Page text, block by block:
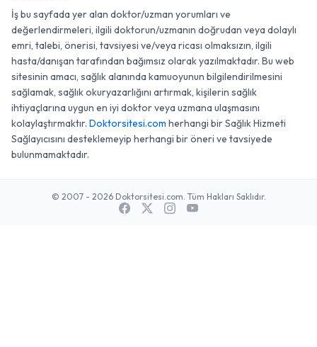
İş bu sayfada yer alan doktor/uzman yorumları ve
değerlendirmeleri, ilgili doktorun/uzmanın doğrudan veya dolaylı
emri, talebi, önerisi, tavsiyesi ve/veya ricası olmaksızın, ilgili
hasta/danışan tarafından bağımsız olarak yazılmaktadır. Bu web
sitesinin amacı, sağlık alanında kamuoyunun bilgilendirilmesini
sağlamak, sağlık okuryazarlığını artırmak, kişilerin sağlık
ihtiyaçlarına uygun en iyi doktor veya uzmana ulaşmasını
kolaylaştırmaktır. Doktorsitesi.com herhangi bir Sağlık Hizmeti
Sağlayıcısını desteklemeyip herhangi bir öneri ve tavsiyede
bulunmamaktadır.
© 2007 - 2026 Doktorsitesi.com. Tüm Hakları Saklıdır.